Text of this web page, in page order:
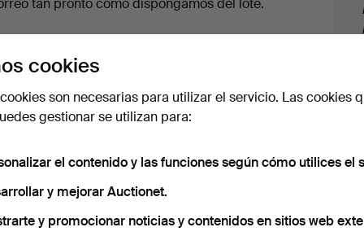
tan pronto como dispongamos del lote.
archivo que coinciden con tu
cookies
son necesarias para utilizar el servicio. Las cookies
gestionar se utilizan para:
el contenido y las funciones según cómo utilices el
y mejorar Auctionet.
y promocionar noticias y contenidos en sitios web